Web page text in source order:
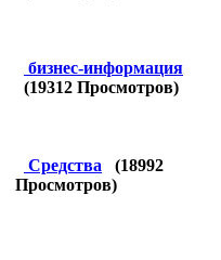
бизнес-информация
(19312 Просмотров)
Средства (18992
Просмотров)